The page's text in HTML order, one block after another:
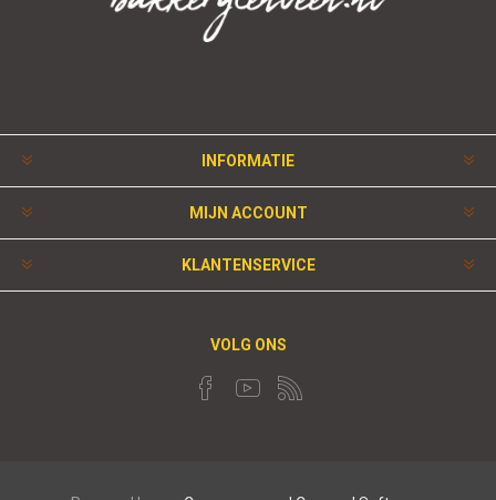
INFORMATIE
MIJN ACCOUNT
KLANTENSERVICE
VOLG ONS